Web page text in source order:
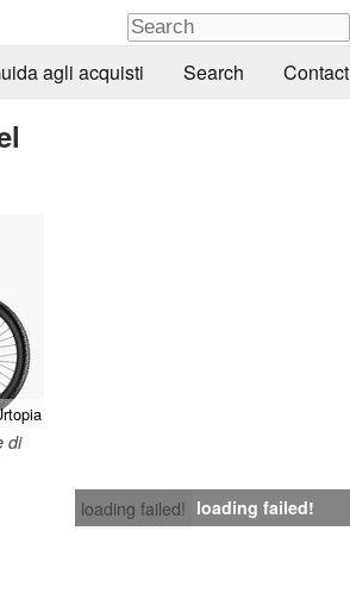
agli acquisti Search Contact
di
loading failed! loading failed!